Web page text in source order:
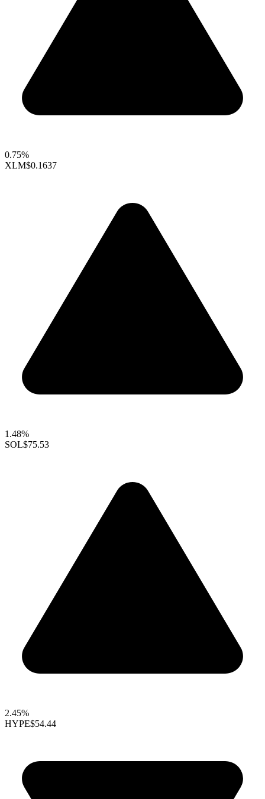
0.75%
XLM$0.1637
1.48%
SOL$75.53
2.45%
HYPE$54.44